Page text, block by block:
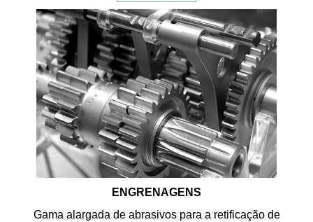
ENGRENAGENS
Gama alargada de abrasivos para a retificação de